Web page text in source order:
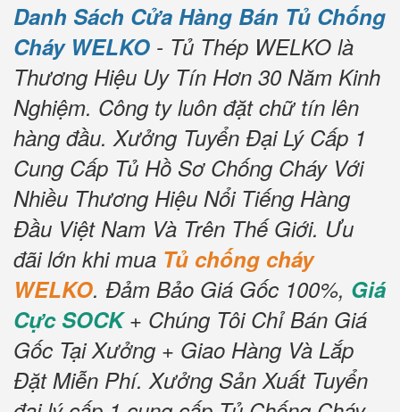
Danh Sách Cửa Hàng Bán Tủ Chống
Cháy WELKO - Tủ Thép WELKO là
Thương Hiệu Uy Tín Hơn 30 Năm Kinh
Nghiệm. Công ty luôn đặt chữ tín lên
hàng đầu. Xưởng Tuyển Đại Lý Cấp 1
Cung Cấp Tủ Hồ Sơ Chống Cháy Với
Nhiều Thương Hiệu Nổi Tiếng Hàng
Đầu Việt Nam Và Trên Thế Giới. Ưu
đãi lớn khi mua Tủ chống cháy
WELKO. Đảm Bảo Giá Gốc 100%, Giá
Cực SOCK+ Chúng Tôi Chỉ Bán Giá
Gốc Tại Xưởng + Giao Hàng Và Lắp
Đặt Miễn Phí. Xưởng Sản Xuất Tuyển